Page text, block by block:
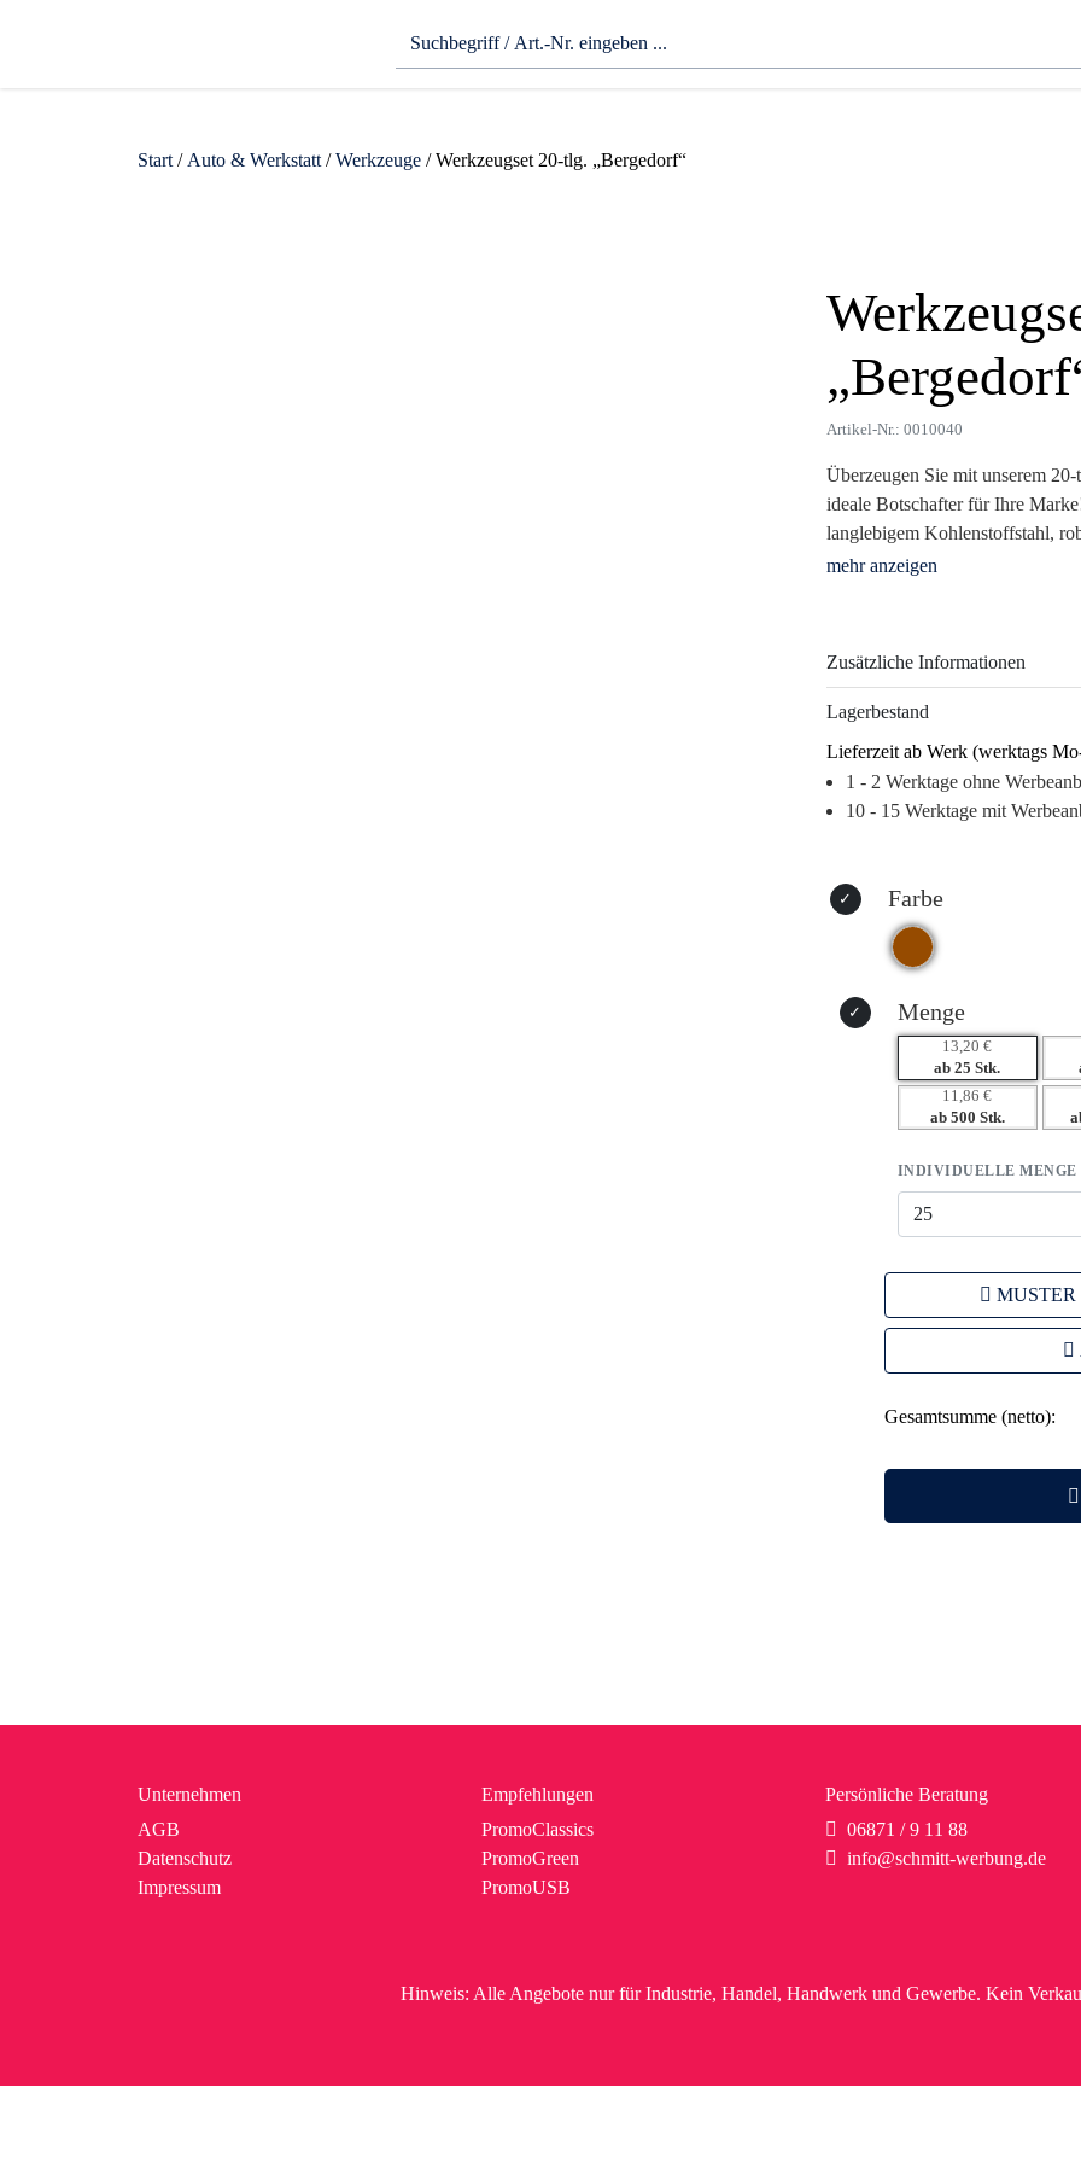
Start / Auto & Werkstatt /Werkzeuge / Werkzeugset 20-tlg. „Bergedorf“
Artikel-Nr.: 0010040
Überzeugen Sie mit unserem
ideale Botschafter für Ihre
langlebigem Kohlenstoffstahl,
nur praktische Unterstützung im
sondern bleibt den Beschenkten
Gedächtnis. Setzen Sie auf ein
Müll landet.
– Langanhaltende Sichtbarkeit
– Individuelle Branding-
– Emotionale Verbindung zum
Zusätzliche Informationen
Lagerbestand
Lieferzeit ab Werk (werktags
1 - 2 Werktage ohne
10 - 15 Werktage mit
Farbe
Menge
13,20 €
ab 25 Stk.
11,86 €
ab 500 Stk.
INDIVIDUELLE MENGE
MUSTER
Gesamtsumme (netto):
Unternehmen
AGB
Datenschutz
Impressum
Empfehlungen
PromoClassics
PromoGreen
PromoUSB
Persönliche Beratung
06871 / 9 11 88
info@schmitt-werbung.de
Hinweis: Alle Angebote nur für Industrie, Handel, Handwerk und Gewerbe. Kein